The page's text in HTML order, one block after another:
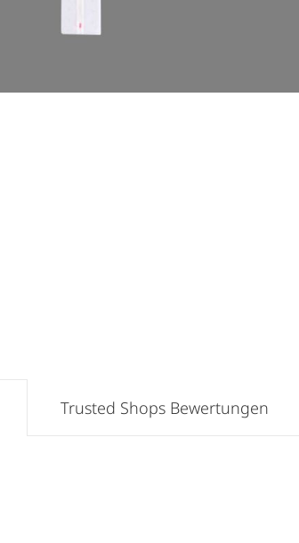
Trusted Shops Bewertungen